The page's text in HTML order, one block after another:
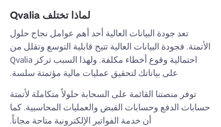
لماذا تختلف Qvalia
تعد جودة البيانات العالية أحد أهم عوامل نجاح حلول
الأتمتة. فجودة البيانات العالية تتيح قابلية التوسع وتقلل من
احتمالية وقوع أخطاء مكلفة. ولهذا السبب تركز Qvalia
على بياناتك لتحقيق عمليات مالية مؤتمتة سلسة.
توفر منصتنا القائمة على السحابة حلولاً متكاملة لأتمتة
حسابات الدفع وحسابات القبض والعمليات المحاسبية. كما
أن خدمة الفواتير الإلكترونية متاحة مجاناً.